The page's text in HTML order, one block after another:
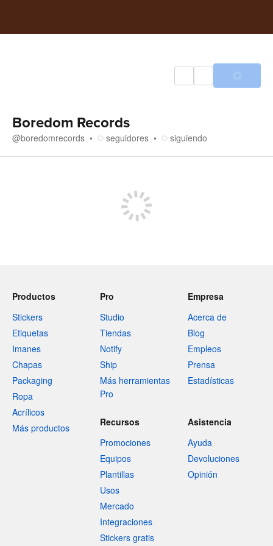
Boredom Records
@boredomrecords seguidores siguiendo
Productos
Stickers
Etiquetas
Imanes
Chapas
Packaging
Ropa
Acrílicos
Más productos
Pro
Studio
Tiendas
Notify
Ship
Más herramientas
Pro
Empresa
Acerca de
Blog
Empleos
Prensa
Estadísticas
Recursos
Promociones
Equipos
Plantillas
Usos
Mercado
Integraciones
Stickers gratis
Asistencia
Ayuda
Devoluciones
Opinión